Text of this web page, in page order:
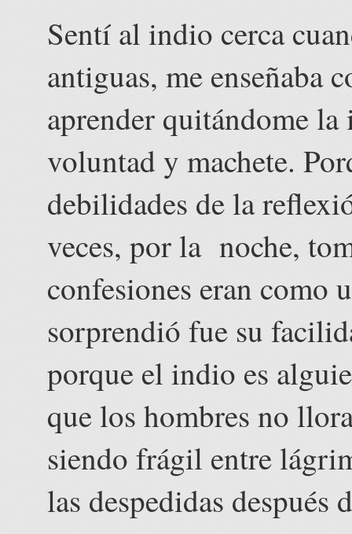
Sentí al indio cerca
antiguas, me enseñaba
aprender quitándome
voluntad y machete.
debilidades de la
veces, por la noche,
confesiones eran como
sorprendió fue su
porque el indio es
que los hombres no
siendo frágil entre
las despedidas después